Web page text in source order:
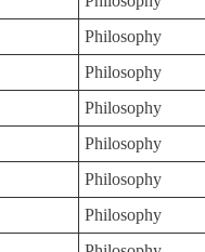
Philosophy
Philosophy
Philosophy
Philosophy
Philosophy
Philosophy